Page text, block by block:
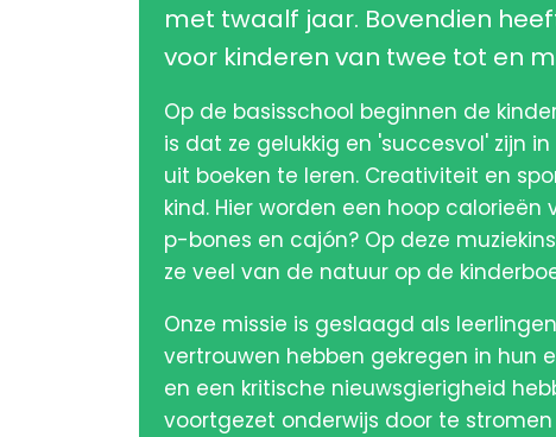
met twaalf jaar. Bovendien
voor kinderen van twee tot en
Op de basisschool beginnen de
is dat ze gelukkig en 'succesvol' zijn
uit boeken te leren. Creativiteit en
kind. Hier worden een hoop
p-bones en cajón? Op deze
ze veel van de natuur op de
Onze missie is geslaagd als
vertrouwen hebben gekregen in hun
en een kritische nieuwsgierigheid
voortgezet onderwijs door te